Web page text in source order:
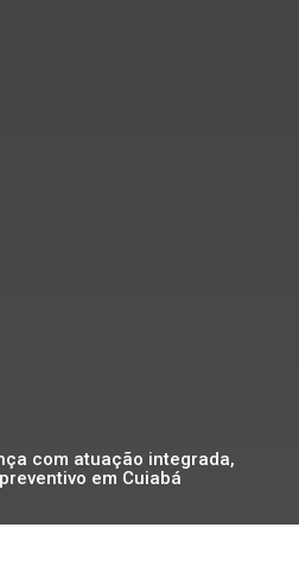
com atuação integrada,
em Cuiabá